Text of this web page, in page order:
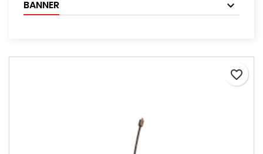
BANNER
favorite_border